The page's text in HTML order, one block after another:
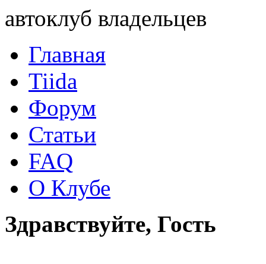
автоклуб владельцев
Главная
Tiida
Форум
Статьи
FAQ
О Клубе
Здравствуйте, Гость